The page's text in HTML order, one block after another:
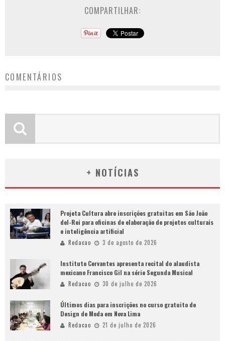
COMPARTILHAR:
COMENTÁRIOS
+ NOTÍCIAS
Projeta Cultura abre inscrições gratuitas em São João
del-Rei para oficinas de elaboração de projetos culturais
e inteligência artificial
Redacao 3 de agosto de 2026
Instituto Cervantes apresenta recital do alaudista
mexicano Francisco Gil na série Segunda Musical
Redacao 30 de julho de 2026
Últimos dias para inscrições no curso gratuito de
Design de Moda em Nova Lima
Redacao 21 de julho de 2026